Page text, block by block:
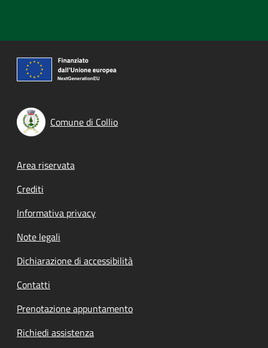
Comune di Collio
Footer menu
Area riservata
Crediti
Informativa privacy
Note legali
Dichiarazione di accessibilità
Contatti
Prenotazione appuntamento
Richiedi assistenza